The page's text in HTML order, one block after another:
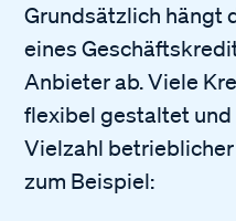
Grundsätzlich hängt
eines
Anbieter ab. Viele
flexibel gestaltet und
Vielzahl
zum Beispiel: